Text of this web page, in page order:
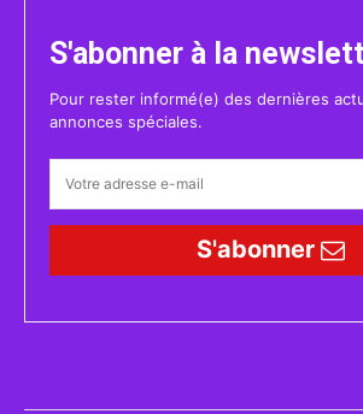
S'abonner à la
Pour rester informé(e) des dernières
annonces spéciales.
S'abonner